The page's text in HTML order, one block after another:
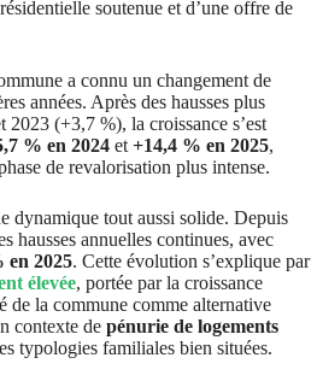
soutenue et d’une offre de
a connu un changement de
années. Après des hausses plus
(+3,7 %), la croissance s’est
% en 2024 et +14,4 % en 2025,
de revalorisation plus intense.
dynamique tout aussi solide. Depuis
hausses annuelles continues, avec
en 2025. Cette évolution s’explique par
élevée, portée par la croissance
de la commune comme alternative
contexte de pénurie de logements
typologies familiales bien situées.